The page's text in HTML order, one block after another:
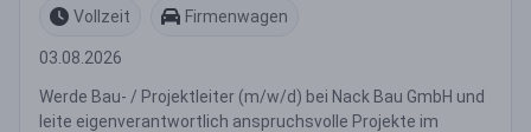
Vollzeit
Firmenwagen
03.08.2026
Werde Bau- / Projektleiter (m/w/d) bei Nack Bau GmbH und
leite eigenverantwortlich anspruchsvolle Projekte im